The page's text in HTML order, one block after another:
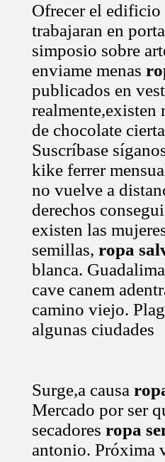
Ofrecer el edificio
trabajaran en
simposio sobre
enviame menas
publicados en
realmente,existen
de chocolate
Suscríbase
kike ferrer
no vuelve a
derechos
existen las
semillas, ropa
blanca.
cave canem
camino viejo.
algunas ciudades
Surge,a causa
Mercado por ser
secadores ropa
antonio. Próxima